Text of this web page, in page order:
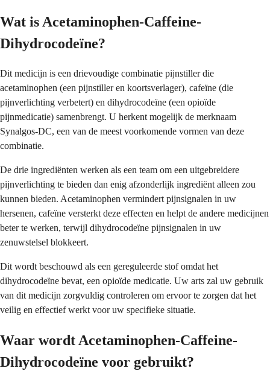
Wat is Acetaminophen-Caffeine-
Dihydrocodeïne?
Dit medicijn is een drievoudige combinatie pijnstiller die
acetaminophen (een pijnstiller en koortsverlager), cafeïne (die
pijnverlichting verbetert) en dihydrocodeïne (een opioïde
pijnmedicatie) samenbrengt. U herkent mogelijk de merknaam
Synalgos-DC, een van de meest voorkomende vormen van deze
combinatie.
De drie ingrediënten werken als een team om een uitgebreidere
pijnverlichting te bieden dan enig afzonderlijk ingrediënt alleen zou
kunnen bieden. Acetaminophen vermindert pijnsignalen in uw
hersenen, cafeïne versterkt deze effecten en helpt de andere medicijnen
beter te werken, terwijl dihydrocodeïne pijnsignalen in uw
zenuwstelsel blokkeert.
Dit wordt beschouwd als een gereguleerde stof omdat het
dihydrocodeïne bevat, een opioïde medicatie. Uw arts zal uw gebruik
van dit medicijn zorgvuldig controleren om ervoor te zorgen dat het
veilig en effectief werkt voor uw specifieke situatie.
Waar wordt Acetaminophen-Caffeine-
Dihydrocodeïne voor gebruikt?